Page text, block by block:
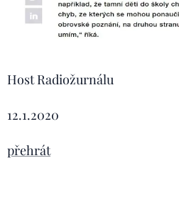
Host Radiožurnálu
12.1.2020
přehrát